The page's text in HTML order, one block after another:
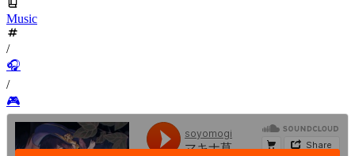
Music
/
🎧
/
🎮